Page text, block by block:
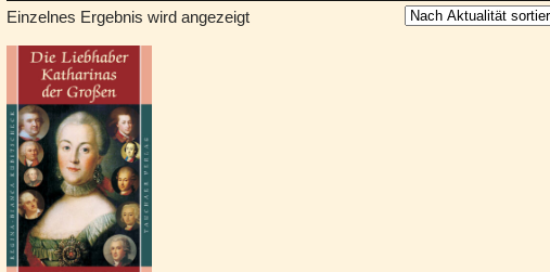
Einzelnes Ergebnis wird angezeigt